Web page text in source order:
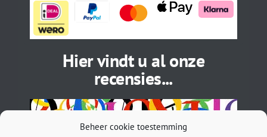
Beheer cookie toestemming
Hier vindt u al onze
recensies...